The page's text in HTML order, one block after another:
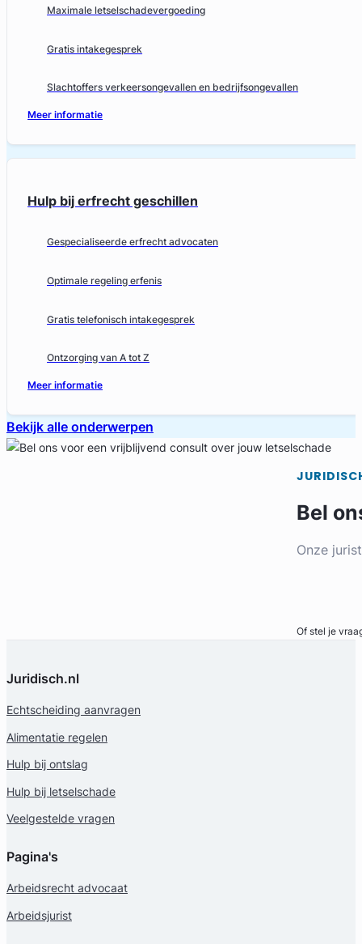
Maximale letselschadevergoeding
Gratis intakegesprek
Slachtoffers verkeersongevallen en bedrijfsongevallen
Meer informatie
Hulp bij erfrecht geschillen
Gespecialiseerde erfrecht advocaten
Optimale regeling erfenis
Gratis telefonisch intakegesprek
Ontzorging van A tot Z
Meer informatie
Bekijk alle onderwerpen
Bel
Onze
Of stel je
Juridisch.nl
Echtscheiding aanvragen
Alimentatie regelen
Hulp bij ontslag
Hulp bij letselschade
Veelgestelde vragen
Pagina's
Arbeidsrecht advocaat
Arbeidsjurist